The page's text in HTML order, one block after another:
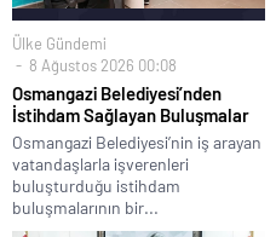
Ülke Gündemi
8 Ağustos 2026 00:08
Osmangazi Belediyesi’nden
İstihdam Sağlayan Buluşmalar
Osmangazi Belediyesi’nin iş arayan
vatandaşlarla işverenleri
buluşturduğu istihdam
buluşmalarının bir...